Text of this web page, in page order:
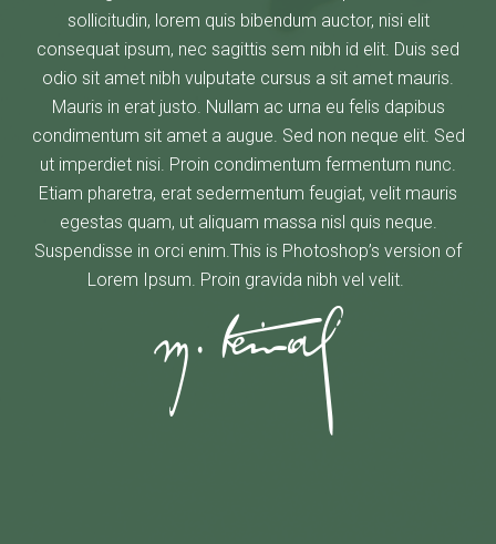
sollicitudin, lorem quis bibendum auctor, nisi elit
consequat ipsum, nec sagittis sem nibh id elit. Duis sed
odio sit amet nibh vulputate cursus a sit amet mauris.
Mauris in erat justo. Nullam ac urna eu felis dapibus
condimentum sit amet a augue. Sed non neque elit. Sed
ut imperdiet nisi. Proin condimentum fermentum nunc.
Etiam pharetra, erat sedermentum feugiat, velit mauris
egestas quam, ut aliquam massa nisl quis neque.
Suspendisse in orci enim.This is Photoshop’s version of
Lorem Ipsum. Proin gravida nibh vel velit.